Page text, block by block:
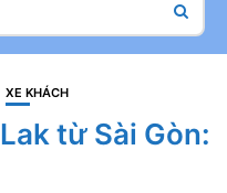
XE KHÁCH
từ Sài Gòn: